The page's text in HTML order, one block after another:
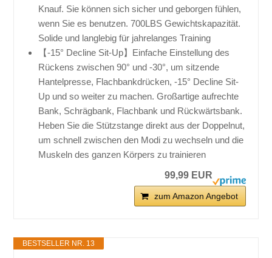
Knauf. Sie können sich sicher und geborgen fühlen,
wenn Sie es benutzen. 700LBS Gewichtskapazität.
Solide und langlebig für jahrelanges Training
【-15° Decline Sit-Up】Einfache Einstellung des
Rückens zwischen 90° und -30°, um sitzende
Hantelpresse, Flachbankdrücken, -15° Decline Sit-
Up und so weiter zu machen. Großartige aufrechte
Bank, Schrägbank, Flachbank und Rückwärtsbank.
Heben Sie die Stützstange direkt aus der Doppelnut,
um schnell zwischen den Modi zu wechseln und die
Muskeln des ganzen Körpers zu trainieren
99,99 EUR
zum Amazon Angebot
BESTSELLER NR. 13